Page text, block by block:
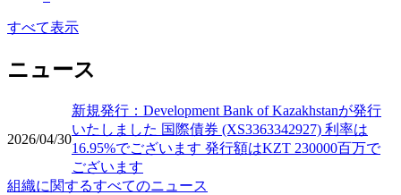
すべて表示
ニュース
2026/04/30
新規発行：Development Bank of Kazakhstanが発行
いたしました 国際債券 (XS3363342927) 利率は
16.95%でございます 発行額はKZT 230000百万で
ございます
組織に関するすべてのニュース